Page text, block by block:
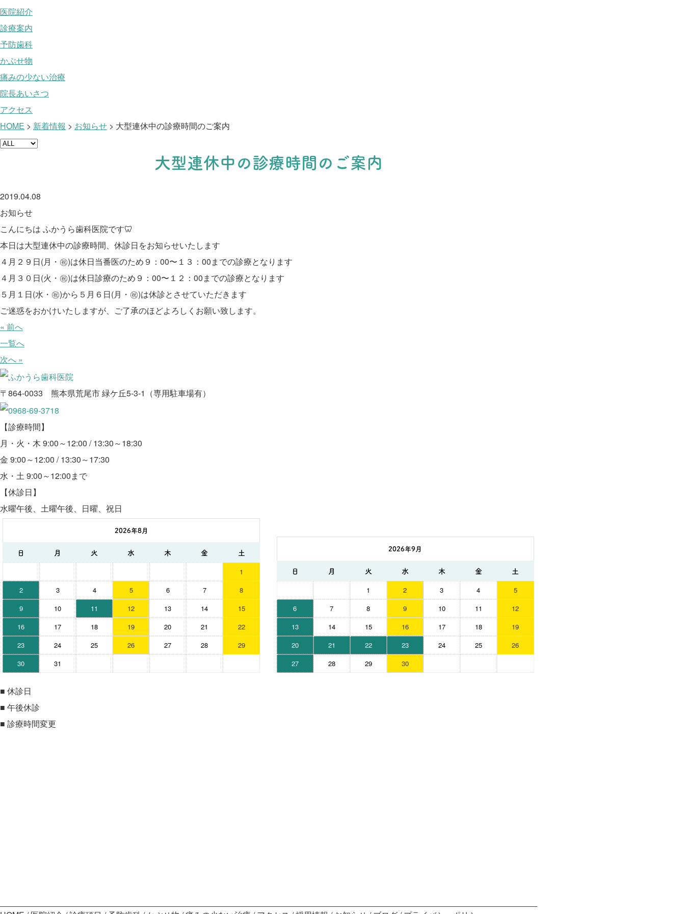
医院紹介
診療案内
予防歯科
かぶせ物
痛みの少ない治療
院長あいさつ
アクセス
HOME > 新着情報 > お知らせ > 大型連休中の診療時間のご案内
大型連休中の診療時間のご案内
2019.04.08
お知らせ
こんにちは ふかうら歯科医院です🦷
本日は大型連休中の診療時間、休診日をお知らせいたします
４月２９日(月・㊗)は休日当番医のため９：00〜１３：00までの診療となります
４月３０日(火・㊗)は休日診療のため９：00〜１２：00までの診療となります
５月１日(水・㊗)から５月６日(月・㊗)は休診とさせていただきます
ご迷惑をおかけいたしますが、ご了承のほどよろしくお願い致します。
« 前へ
一覧へ
次へ »
〒864-0033 熊本県荒尾市 緑ケ丘5-3-1（専用駐車場有）
【診療時間】
月・火・木 9:00～12:00 / 13:30～18:30
金 9:00～12:00 / 13:30～17:30
水・土 9:00～12:00まで
【休診日】
水曜午後、土曜午後、日曜、祝日
2026年8月
日 月 火 水 木 金 土
1
2
3 4 5 6 7
8
9
10 11 12 13 14
15
16
17 18 19 20 21
22
23
24 25 26 27 28
29
30
31
2026年9月
日 月 火 水 木 金 土
1 2 3 4
5
6
7 8 9 10 11
12
13
14 15 16 17 18
19
20
21 22 23 24 25
26
27
28 29 30
■ 休診日
■ 午後休診
■ 診療時間変更